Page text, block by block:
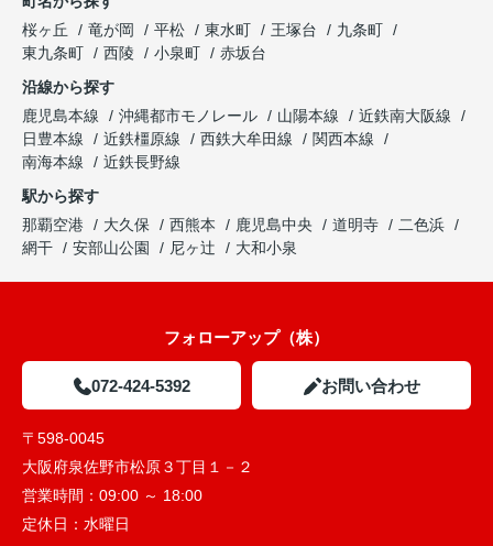
桜ヶ丘
竜が岡 平松 東水町 王塚台
九条町
東九条町
西陵 小泉町
赤坂台
沿線から探す
鹿児島本線
沖縄都市モノレール 山陽本線
近鉄南大阪線
日豊本線
近鉄橿原線 西鉄大牟田線
関西本線
南海本線
近鉄長野線
駅から探す
那覇空港
大久保 西熊本 鹿児島中央 道明寺
二色浜
網干
安部山公園 尼ヶ辻 大和小泉
フォローアップ（株）
072-424-5392 お問い合わせ
〒598-0045
大阪府泉佐野市松原３丁目１－２
営業時間： 09:00 ～ 18:00
定休日： 水曜日